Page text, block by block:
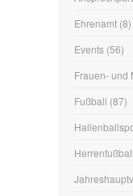
Ehrenamt (8)
Events
(56)
Frauen- und
Fußball (87)
Herrenfußball